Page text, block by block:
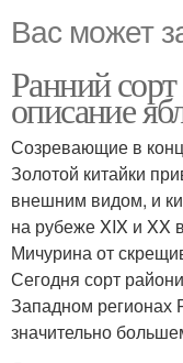
Вас может
Ранний
описание
Созревающие в
Золотой китайки
внешним видом, и
на рубеже XIX и XX
Мичурина от
Сегодня сорт
Западном регионах
значительно